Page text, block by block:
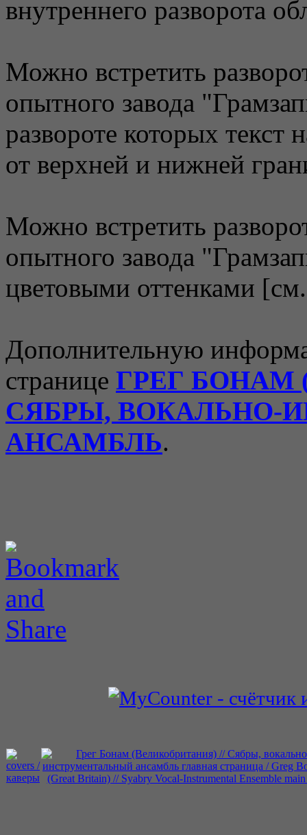
внутреннего разворота
Можно встретить
опытного завода
развороте которых текст
от верхней и нижней
Можно встретить
опытного завода
цветовыми оттенками
Дополнительную
странице ГРЕГ БОНАМ
СЯБРЫ, ВОКАЛЬНО-
АНСАМБЛЬ.